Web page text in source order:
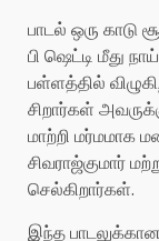
பாடல் ஒரு காடு
பி ஷெட்டி மீது
பள்ளத்தில்
சிறார்கள்
மாற்றி மர்மமாக
சிவராஜ்குமார்
செல்கிறார்கள்.
இந்த